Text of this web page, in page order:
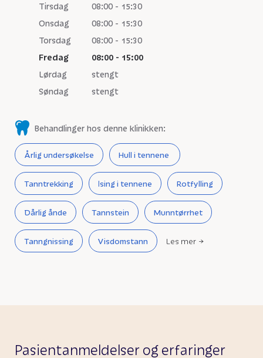
Tirsdag
08:00 - 15:30
Onsdag
08:00 - 15:30
Torsdag
08:00 - 15:30
Fredag
08:00 - 15:00
Lørdag
stengt
Søndag
stengt
Behandlinger hos denne klinikken:
Årlig undersøkelse Hull i tennene
Tanntrekking Ising i tennene Rotfylling
Dårlig ånde Tannstein Munntørrhet
Tanngnissing Visdomstann Les mer
Pasientanmeldelser og erfaringer